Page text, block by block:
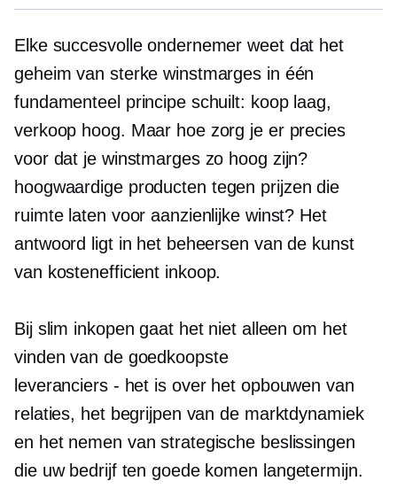
Elke succesvolle ondernemer weet dat het
geheim van sterke winstmarges in één
fundamenteel principe schuilt: koop laag,
verkoop hoog. Maar hoe zorg je er precies
voor dat je winstmarges zo hoog zijn?
hoogwaardigeproducten tegen prijzen die
ruimte laten voor aanzienlijke winst? Het
antwoord ligt in het beheersen van de kunst
van kostenefficient inkoop.
Bij slim inkopen gaat het niet alleen om het
vinden van de goedkoopste
leveranciers - het isover het opbouwen van
relaties, het begrijpen van de marktdynamiek
en het nemen van strategische beslissingen
die uw bedrijf ten goede komen langetermijn.